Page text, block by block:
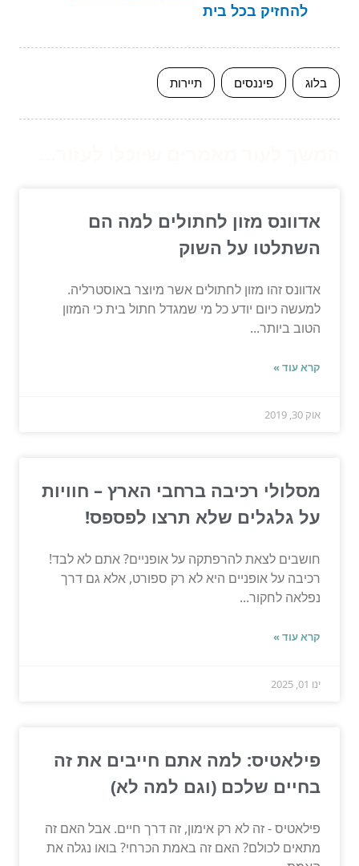
להחזיק בכל בית
בלוג פיננסים תיירות
אדוונס מזון לחתולים למה הם
השתלטו על השוק
אדוונס זהו מזון לחתולים אשר מיוצר באוסטרליה.
למעשה כיום יודע כל מי שמגדל חתול בית כי המזון
הטוב ביותר...
קרא עוד »
אוק 30, 2019
מסלולי רכיבה ברחבי הארץ – חוויות
על גלגלים שלא תרצו לפספס!
חושבים לצאת להרפתקה על אופניים? אתם לא לבד!
רכיבה על אופניים היא לא רק ספורט, אלא גם דרך
נפלאה לחקור...
קרא עוד »
ינו 01, 2025
פילאטיס: למה אתם חייבים את זה
בחיים שלכם (וגם למה לא)
פילאטיס - זה לא רק אימון, זה דרך חיים. אבל האם זה
מתאים לכולם? האם זה באמת הכרחי? בואו נגלה את